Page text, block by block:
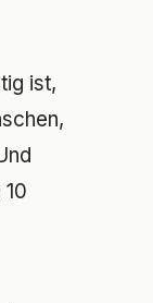
ist,